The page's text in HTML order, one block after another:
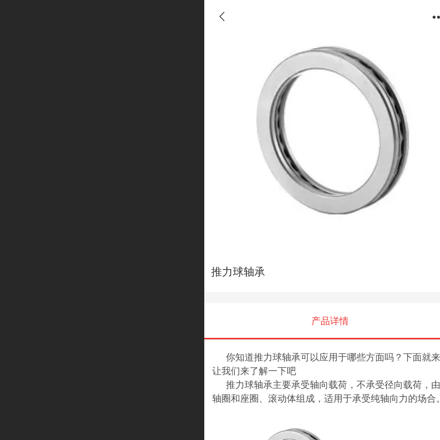
推力球轴承
产品详情
你知道推力球轴承可以应用于哪些方面吗？下面就来
让我们来了解一下吧
推力球轴承主要承受轴向载荷，不承受径向载荷，由
轴圈和座圈、滚动体组成，适用于承受纯轴向力的场合。